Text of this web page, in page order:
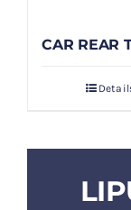
CAR REAR